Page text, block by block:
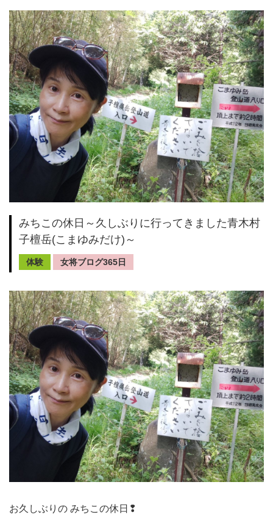
みちこの休日～久しぶりに行ってきました青木村
子檀岳(こまゆみだけ)～
体験 女将ブログ365日
お久しぶりの みちこの休日❢